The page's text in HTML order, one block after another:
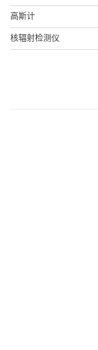
高斯计
核辐射检测仪